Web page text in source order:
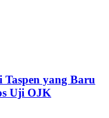
yang Baru
Uji OJK